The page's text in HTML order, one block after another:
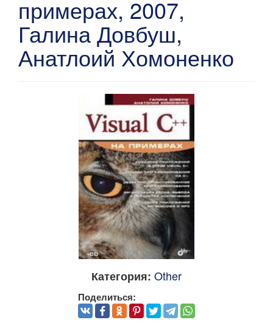
примерах, 2007,
Галина Довбуш,
Анатлоий Хомоненко
Категория: Other
Поделиться: